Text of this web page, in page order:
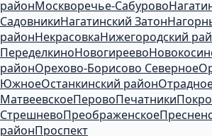
районМоскворечье-Сабурово
СадовникиНагатинский Затон
районНекрасовкаНижегородский
ПеределкиноНовогиреево
районОрехово-Борисово Северное
ЮжноеОстанкинский район
МатвеевскоеПеровоПечатники
СтрешневоПреображенское
районПроспект